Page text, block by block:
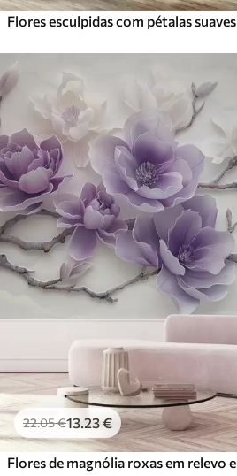
Flores esculpidas com pétalas suaves
22.05€13 .23€